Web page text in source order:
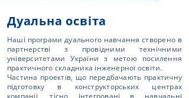
Дуальна освіта
Наші програми дуального навчання створено в
партнерстві з провідними технічними
університетами України з метою посилення
практичного складника інженерної освіти.
Частина проектів, що передбачають практичну
підготовку в конструкторських центрах
компанії, тісно інтегровані в навчальні